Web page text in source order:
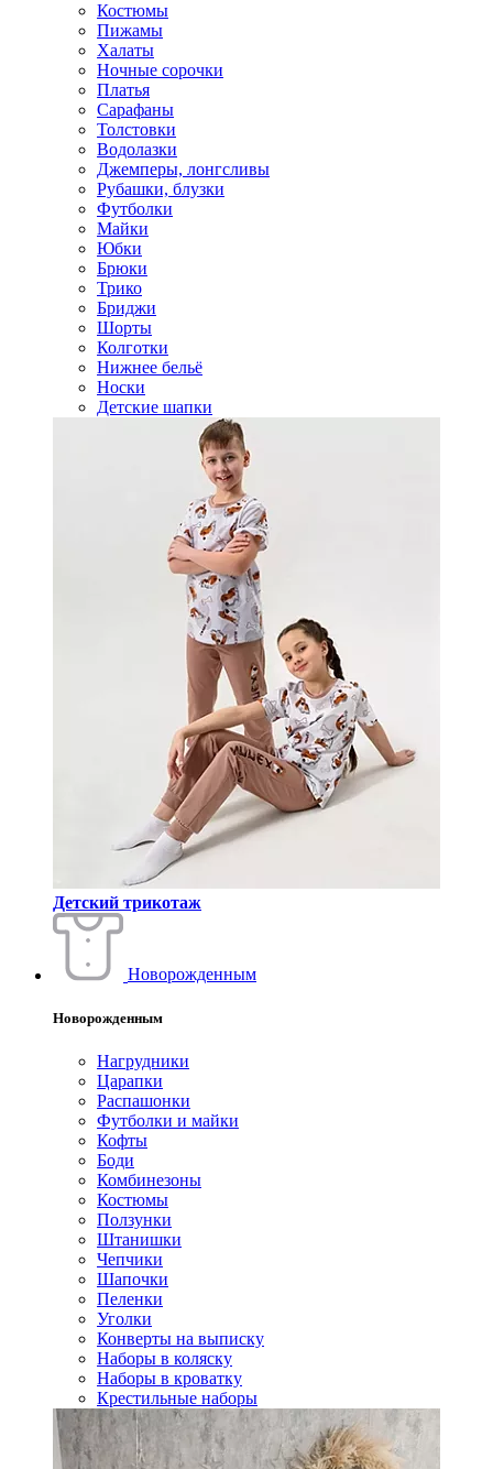
Костюмы
Пижамы
Халаты
Ночные сорочки
Платья
Сарафаны
Толстовки
Водолазки
Джемперы, лонгсливы
Рубашки, блузки
Футболки
Майки
Юбки
Брюки
Трико
Бриджи
Шорты
Колготки
Нижнее бельё
Носки
Детские шапки
Детский трикотаж
Новорожденным
Новорожденным
Нагрудники
Царапки
Распашонки
Футболки и майки
Кофты
Боди
Комбинезоны
Костюмы
Ползунки
Штанишки
Чепчики
Шапочки
Пеленки
Уголки
Конверты на выписку
Наборы в коляску
Наборы в кроватку
Крестильные наборы